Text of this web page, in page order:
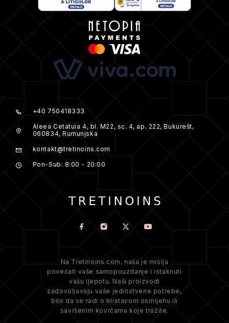
+40 750418333
Aleea Cetatuia 4, bl. M22, sc. 4, ap. 222, Bukurešt,
060834, Rumunjska
kontakt@tretinoins.com
Pon-Sub: 8:00 - 20:00
Na Tretinoins.com, naša je misija
povećati vaše samopouzdanje i istaknuti
vašu ljepotu. Naši proizvodi
zadovoljavaju vaše jedinstvene potrebe,
bilo da se radi o blistavom osmijehu ili
savršenim kovrčama koje tražite.